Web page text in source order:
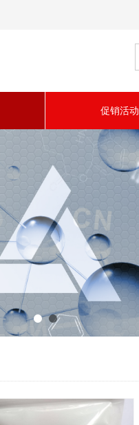
促销活动